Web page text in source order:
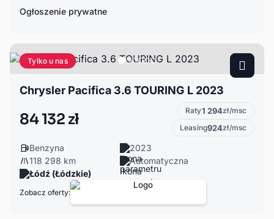
Ogłoszenie prywatne
Tylko u nas
Chrysler Pacifica 3.6 TOURING L 2023
84 132 zł Raty1 294zł/msc
Leasing924zł/msc
Benzyna
2023
118 298 km
Automatyczna
Łódź (Łódzkie)
Zobacz oferty: